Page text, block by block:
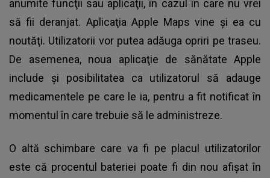
anumite funcţii sau aplicaţii, în cazul în care nu vrei
să fii deranjat. Aplicaţia Apple Maps vine şi ea cu
noutăţi. Utilizatorii vor putea adăuga opriri pe traseu.
De asemenea, noua aplicaţie de sănătate Apple
include şi posibilitatea ca utilizatorul să adauge
medicamentele pe care le ia, pentru a fit notificat în
momentul în care trebuie să le administreze.
O altă schimbare care va fi pe placul utilizatorilor
este că procentul bateriei poate fi din nou afişat în